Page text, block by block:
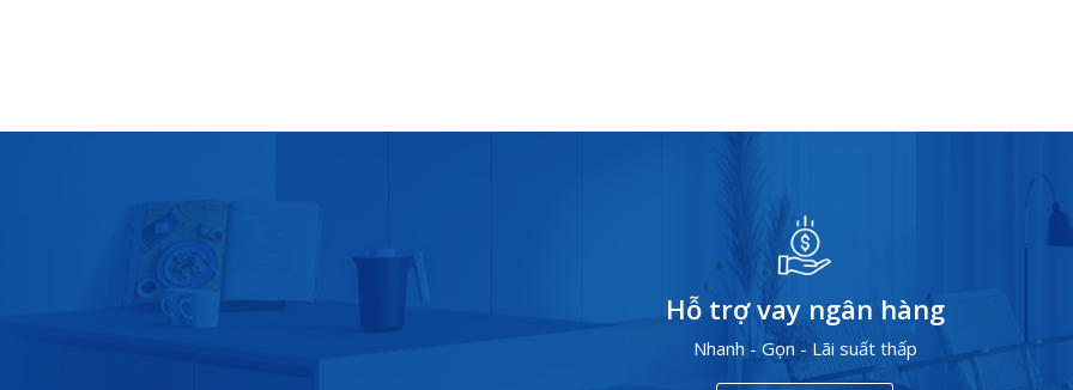
Hỗ trợ vay ngân hàng
Nhanh - Gọn - Lãi suất thấp